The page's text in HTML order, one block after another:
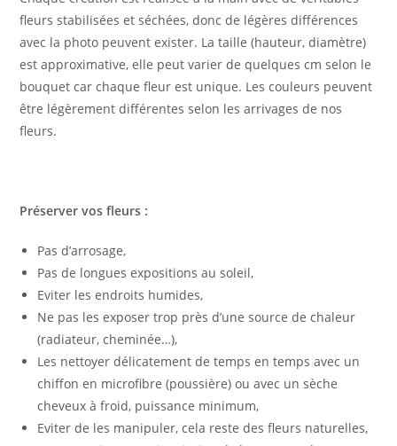
fleurs stabilisées et séchées, donc de légères différences
avec la photo peuvent exister. La taille (hauteur, diamètre)
est approximative, elle peut varier de quelques cm selon le
bouquet car chaque fleur est unique. Les couleurs peuvent
être légèrement différentes selon les arrivages de nos
fleurs.
Préserver vos fleurs :
Pas d’arrosage,
Pas de longues expositions au soleil,
Eviter les endroits humides,
Ne pas les exposer trop près d’une source de chaleur
(radiateur, cheminée…),
Les nettoyer délicatement de temps en temps avec un
chiffon en microfibre (poussière) ou avec un sèche
cheveux à froid, puissance minimum,
Eviter de les manipuler, cela reste des fleurs naturelles,